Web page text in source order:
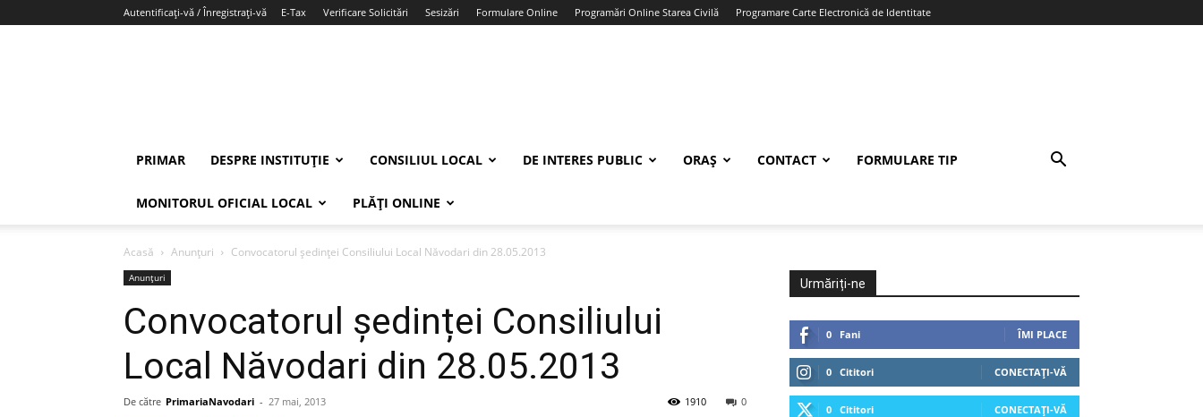
Autentificați-vă / Înregistrați-vă E-Tax Verificare Solicitări Sesizări Formulare Online Programări Online Starea Civilă Programare Carte Electronică de Identitate
PRIMAR DESPRE INSTITUȚIE CONSILIUL LOCAL DE INTERES PUBLIC ORAȘ CONTACT FORMULARE TIP
MONITORUL OFICIAL LOCAL PLĂȚI ONLINE
Acasă Anunțuri Convocatorul ședinței Consiliului Local Năvodari din 28.05.2013
Anunțuri
Convocatorul ședinței Consiliului
Local Năvodari din 28.05.2013
De către PrimariaNavodari - 27 mai, 2013 0
1910
Urmăriți-ne
0 Fani ÎMI PLACE
0 Cititori CONECTAȚI-VĂ
0 Cititori CONECTAȚI-VĂ